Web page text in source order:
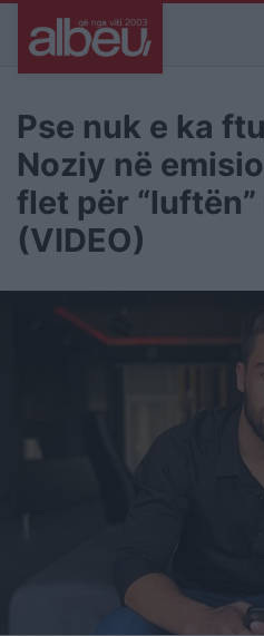
Pse nuk e ka
Noziy në
flet për
(VIDEO)